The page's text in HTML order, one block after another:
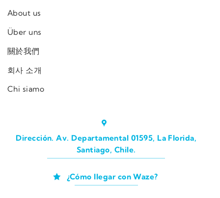
About us
Über uns
關於我們
회사 소개
Chi siamo
Dirección. Av. Departamental 01595, La Florida,
Santiago, Chile.
¿Cómo llegar con Waze?